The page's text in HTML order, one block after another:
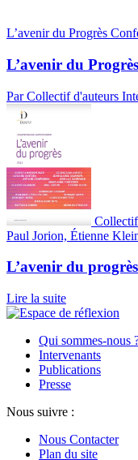
L’avenir du Progrès
L’avenir du Progrès
Par Collectif d'auteurs
Paul Jorion, Étienne
L’avenir du progrès
Lire la suite
Qui sommes-nous
Intervenants
Publications
Presse
Nous suivre :
Nous Contacter
Plan du site